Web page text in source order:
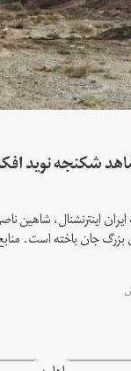
شکنجه نوید
ایران اینترنشنال، شاهین
بزرگ جان باخته است.